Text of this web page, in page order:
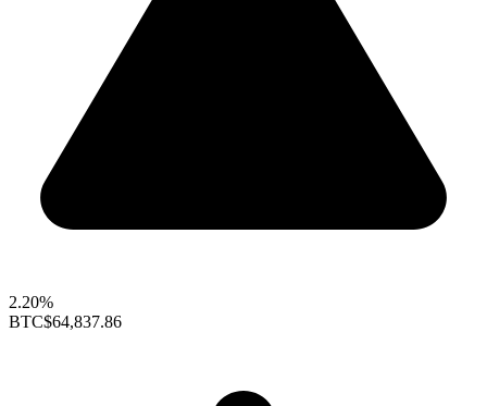
2.20%
BTC$64,837.86